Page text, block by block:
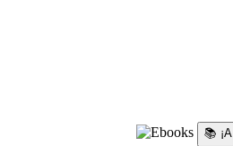
📚